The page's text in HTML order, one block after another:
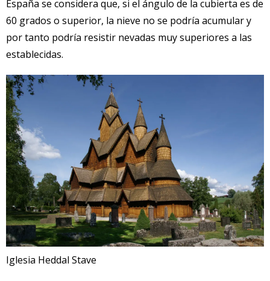
España se considera que, si el ángulo de la cubierta es de
60 grados o superior, la nieve no se podría acumular y
por tanto podría resistir nevadas muy superiores a las
establecidas.
Iglesia Heddal Stave